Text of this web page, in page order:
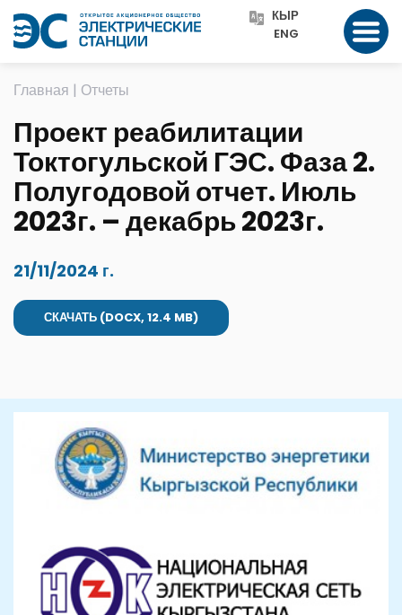
КЫР
ENG
Главная | Отчеты
Проект реабилитации
Токтогульской ГЭС. Фаза 2.
Полугодовой отчет. Июль
2023г. – декабрь 2023г.
21/11/2024 г.
СКАЧАТЬ (DOCX, 12.4 MB)